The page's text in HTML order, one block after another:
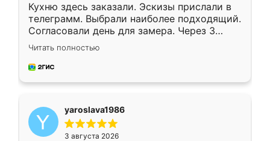
Кухню здесь заказали. Эскизы прислали в
телеграмм. Выбрали наиболее подходящий.
Согласовали день для замера. Через 3
недели кухня была уже готова. Остались
довольны работой. Спасибо Ренессанс
мебель за качественную работу!
Читать полностью
yaroslava1986
3 августа 2026